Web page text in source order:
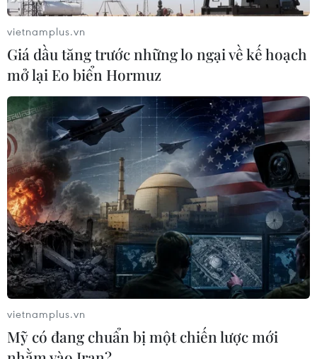
vietnamplus.vn
Giá dầu tăng trước những lo ngại về kế hoạch
mở lại Eo biển Hormuz
vietnamplus.vn
Mỹ có đang chuẩn bị một chiến lược mới